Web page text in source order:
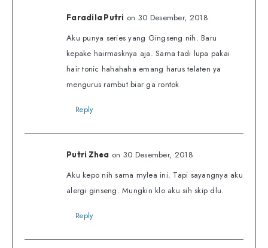
Faradila Putri on 30 Desember, 2018
Aku punya series yang Gingseng nih. Baru
kepake hairmasknya aja. Sama tadi lupa pakai
hair tonic hahahaha emang harus telaten ya
mengurus rambut biar ga rontok
Reply
Putri Zhea on 30 Desember, 2018
Aku kepo nih sama mylea ini. Tapi sayangnya aku
alergi ginseng. Mungkin klo aku sih skip dlu.
Reply